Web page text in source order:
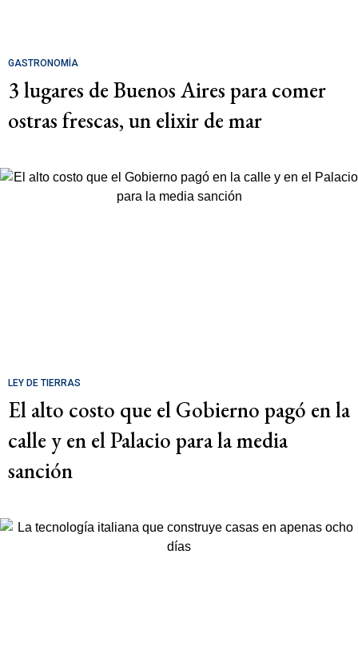
GASTRONOMÍA
3 lugares de Buenos Aires para comer
ostras frescas, un elixir de mar
LEY DE TIERRAS
El alto costo que el Gobierno pagó en la
calle y en el Palacio para la media
sanción